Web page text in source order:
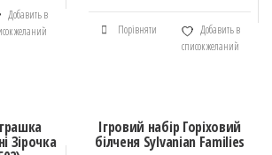
Добавить в
желаний
Порівняти
Добавить в
список желаний
Зірочка
Ігровий набір Горіховий
білченя Sylvanian Families